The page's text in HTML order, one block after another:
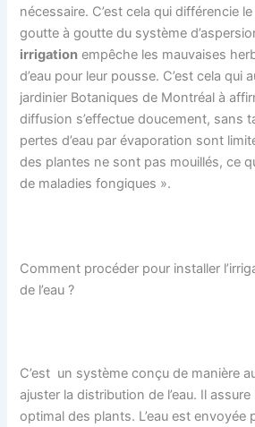
nécessaire. C’est cela qui différencie
goutte à goutte du système
irrigation empêche les mauvaises
d’eau pour leur pousse. C’est cela qui
jardinier Botaniques de Montréal à
diffusion s’effectue doucement, sans
pertes d’eau par évaporation sont
des plantes ne sont pas mouillés, ce
de maladies fongiques ».
Comment procéder pour installer
de l’eau ?
C’est un système conçu de manière
ajuster la distribution de l’eau. Il
optimal des plants. L’eau est envoyée